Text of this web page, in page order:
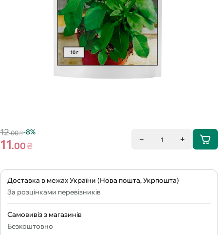
12.00₴-8%
11.00₴
1
Доставка в межах України (Нова пошта, Укрпошта)
За розцінками перевізників
Самовивіз з магазинів
Безкоштовно